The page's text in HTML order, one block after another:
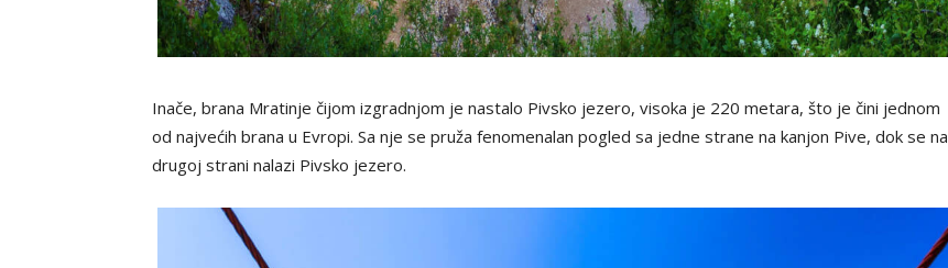
Inače, brana Mratinje čijom izgradnjom je nastalo Pivsko jezero, visoka je 220 metara, što je čini jednom
od najvećih brana u Evropi. Sa nje se pruža fenomenalan pogled sa jedne strane na kanjon Pive, dok se na
drugoj strani nalazi Pivsko jezero.